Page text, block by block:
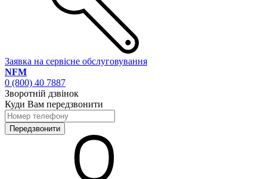
Заявка на сервісне обслуговування
NFM
0 (800) 40 7887
Зворотній дзвінок
Куди Вам передзвонити